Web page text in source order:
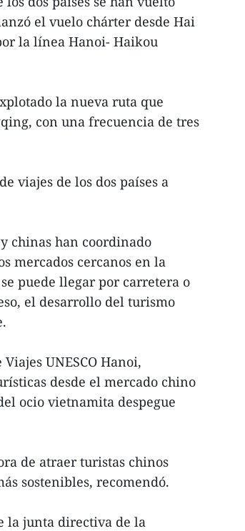
el vuelo chárter desde Hai
la línea Hanoi- Haikou
la nueva ruta que
con una frecuencia de tres
viajes de los dos países a
chinas han coordinado
mercados cercanos en la
puede llegar por carretera o
el desarrollo del turismo
UNESCO Hanoi,
desde el mercado chino
ocio vietnamita despegue
de atraer turistas chinos
sostenibles, recomendó.
la junta directiva de la